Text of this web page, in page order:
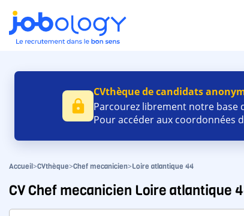
lock
CVthèque de candidats
Parcourez librement notre base
Pour accéder aux coordonnées
Accueil>CVthèque>Chef mecanicien>Loire atlantique 44
CV Chef mecanicien Loire atlantique